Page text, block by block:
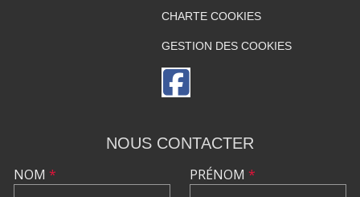
CHARTE COOKIES
GESTION DES COOKIES
NOUS CONTACTER
NOM * PRÉNOM *